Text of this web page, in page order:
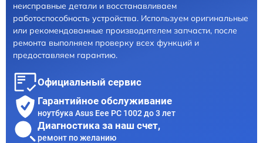
неисправные детали и восстанавливаем
работоспособность устройства. Используем оригинальные
или рекомендованные производителем запчасти, после
ремонта выполняем проверку всех функций и
предоставляем гарантию.
Официальный сервис
Гарантийное обслуживание
ноутбука Asus Eee PC 1002 до 3 лет
Диагностика за наш счет,
ремонт по желанию